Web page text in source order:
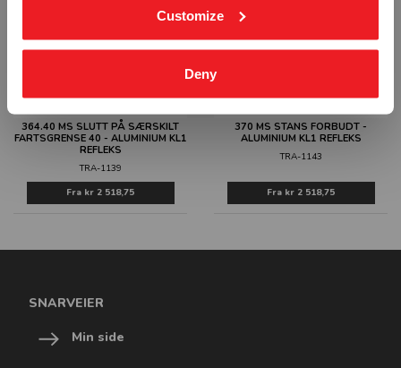
Customize
Deny
364.40 MS SLUTT PÅ SÆRSKILT
FARTSGRENSE 40 - ALUMINIUM KL1
REFLEKS
TRA-1139
Fra kr 2 518,75
370 MS STANS FORBUDT -
ALUMINIUM KL1 REFLEKS
TRA-1143
Fra kr 2 518,75
SNARVEIER
Min side